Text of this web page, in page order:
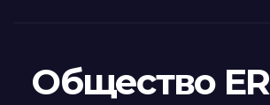
Общество